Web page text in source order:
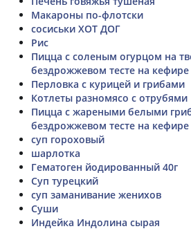
Макароны по-флотски
сосиськи ХОТ ДОГ
Рис
Пицца с соленым огурцом на
бездрожжевом тесте на кефире
Перловка с курицей и грибами
Котлеты разномясо с отрубями
Пицца с жареными белыми
бездрожжевом тесте на кефире
суп гороховый
шарлотка
Гематоген йодированный 40г
Суп турецкий
суп заманивание женихов
Суши
Индейка Индолина сырая